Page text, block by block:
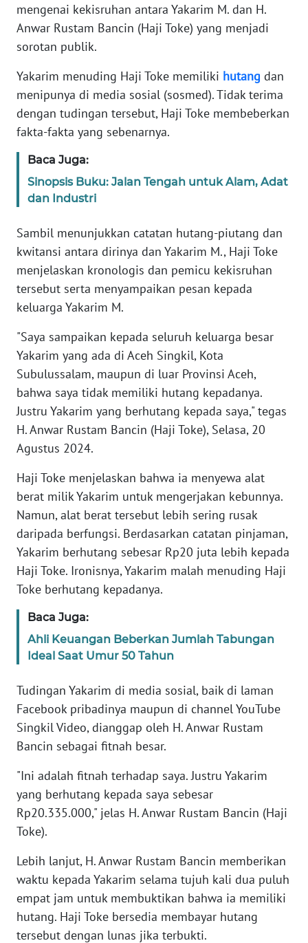
mengenai kekisruhan antara Yakarim M. dan H.
Anwar Rustam Bancin (Haji Toke) yang menjadi
sorotan publik.
Yakarim menuding Haji Toke memiliki hutang dan
menipunya di media sosial (sosmed). Tidak terima
dengan tudingan tersebut, Haji Toke membeberkan
fakta-fakta yang sebenarnya.
Baca Juga:
Sinopsis Buku: Jalan Tengah untuk Alam, Adat
dan Industri
Sambil menunjukkan catatan hutang-piutang dan
kwitansi antara dirinya dan Yakarim M., Haji Toke
menjelaskan kronologis dan pemicu kekisruhan
tersebut serta menyampaikan pesan kepada
keluarga Yakarim M.
"Saya sampaikan kepada seluruh keluarga besar
Yakarim yang ada di Aceh Singkil, Kota
Subulussalam, maupun di luar Provinsi Aceh,
bahwa saya tidak memiliki hutang kepadanya.
Justru Yakarim yang berhutang kepada saya," tegas
H. Anwar Rustam Bancin (Haji Toke), Selasa, 20
Agustus 2024.
Haji Toke menjelaskan bahwa ia menyewa alat
berat milik Yakarim untuk mengerjakan kebunnya.
Namun, alat berat tersebut lebih sering rusak
daripada berfungsi. Berdasarkan catatan pinjaman,
Yakarim berhutang sebesar Rp20 juta lebih kepada
Haji Toke. Ironisnya, Yakarim malah menuding Haji
Toke berhutang kepadanya.
Baca Juga:
Ahli Keuangan Beberkan Jumlah Tabungan
Ideal Saat Umur 50 Tahun
Tudingan Yakarim di media sosial, baik di laman
Facebook pribadinya maupun di channel YouTube
Singkil Video, dianggap oleh H. Anwar Rustam
Bancin sebagai fitnah besar.
"Ini adalah fitnah terhadap saya. Justru Yakarim
yang berhutang kepada saya sebesar
Rp20.335.000," jelas H. Anwar Rustam Bancin (Haji
Toke).
Lebih lanjut, H. Anwar Rustam Bancin memberikan
waktu kepada Yakarim selama tujuh kali dua puluh
empat jam untuk membuktikan bahwa ia memiliki
hutang. Haji Toke bersedia membayar hutang
tersebut dengan lunas jika terbukti.
MEDIA
REDAKSI
KARIR
DISCLAIMER
News
Regional
WN
SUMUT
JAKARTA
WN
JABAR
WN
WN
NTT
WN
KEPRI
PAPUA
PAPUA
BARAT
WN
RIAU
WN
WN
JAMBI
SULTRA
WN
NTB